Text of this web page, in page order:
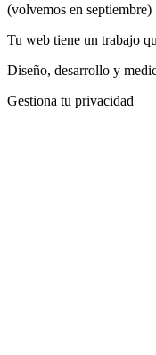
(volvemos en septiembre)
Tu web tiene un trabajo
Diseño, desarrollo y
Gestiona tu privacidad